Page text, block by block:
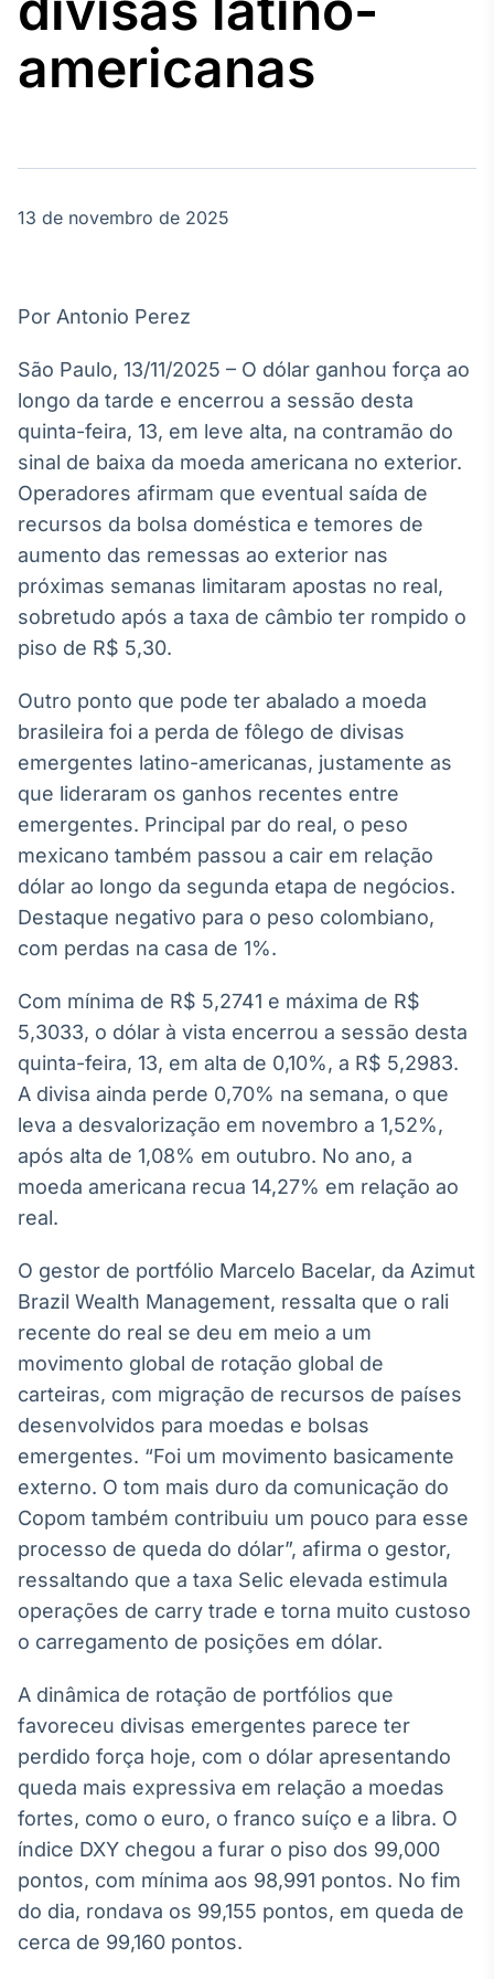
Agro
Tudo sobre o
agronegócio
Broadcast
Energia
O setor de
energia elétrica
no Brasil
Broadcast
White Label
Plataforma para
personalizados
Soluções de Dados
e Conteúdos
OTC
Plataforma para
negociação de
ativos
Broadcast
Datafeed
APIs para
integração de
conteúdos e
dados
Broadcast
Ticker
Cotações e
headlines de
notícias
Broadcast
Widgets
funcionalidades
Broadcast
Wallboard
Conteúdos e
displays e telas
Broadcast
Curadoria
Curadoria de
conteúdos
Soluções de
Tecnologia
Radar
Monitoramento
inteligente de
notícias e
conteúdos
Broadcast
Fundos
A melhor
plataforma para
americanas
13 de novembro de 2025
Por Antonio Perez
São Paulo, 13/11/2025 – O dólar ganhou força ao
longo da tarde e encerrou a sessão desta
quinta-feira, 13, em leve alta, na contramão do
sinal de baixa da moeda americana no exterior.
Operadores afirmam que eventual saída de
recursos da bolsa doméstica e temores de
aumento das remessas ao exterior nas
próximas semanas limitaram apostas no real,
sobretudo após a taxa de câmbio ter rompido o
piso de R$ 5,30.
Outro ponto que pode ter abalado a moeda
brasileira foi a perda de fôlego de divisas
emergentes latino-americanas, justamente as
que lideraram os ganhos recentes entre
emergentes. Principal par do real, o peso
mexicano também passou a cair em relação
dólar ao longo da segunda etapa de negócios.
Destaque negativo para o peso colombiano,
com perdas na casa de 1%.
Com mínima de R$ 5,2741 e máxima de R$
5,3033, o dólar à vista encerrou a sessão desta
quinta-feira, 13, em alta de 0,10%, a R$ 5,2983.
A divisa ainda perde 0,70% na semana, o que
leva a desvalorização em novembro a 1,52%,
após alta de 1,08% em outubro. No ano, a
moeda americana recua 14,27% em relação ao
real.
O gestor de portfólio Marcelo Bacelar, da Azimut
Brazil Wealth Management, ressalta que o rali
recente do real se deu em meio a um
movimento global de rotação global de
carteiras, com migração de recursos de países
desenvolvidos para moedas e bolsas
emergentes. “Foi um movimento basicamente
externo. O tom mais duro da comunicação do
Copom também contribuiu um pouco para esse
processo de queda do dólar”, afirma o gestor,
ressaltando que a taxa Selic elevada estimula
operações de carry trade e torna muito custoso
o carregamento de posições em dólar.
A dinâmica de rotação de portfólios que
favoreceu divisas emergentes parece ter
perdido força hoje, com o dólar apresentando
queda mais expressiva em relação a moedas
fortes, como o euro, o franco suíço e a libra. O
índice DXY chegou a furar o piso dos 99,000
pontos, com mínima aos 98,991 pontos. No fim
do dia, rondava os 99,155 pontos, em queda de
cerca de 99,160 pontos.